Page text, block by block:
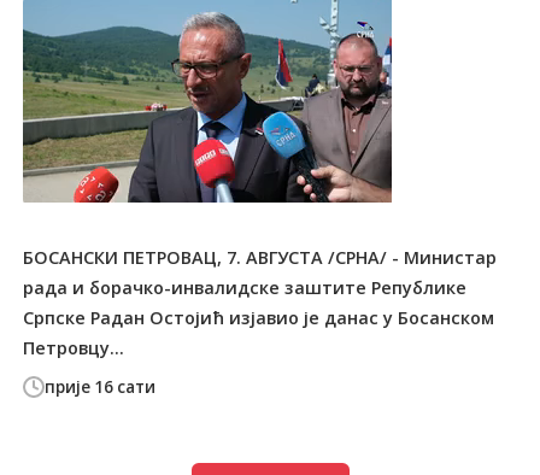
прије 16 сати
БОСАНСКИ ПЕТРОВАЦ, 7. АВГУСТА /СРНА/ - Министар
рада и борачко-инвалидске заштите Републике
Српске Радан Остојић изјавио је данас у Босанском
Петровцу...